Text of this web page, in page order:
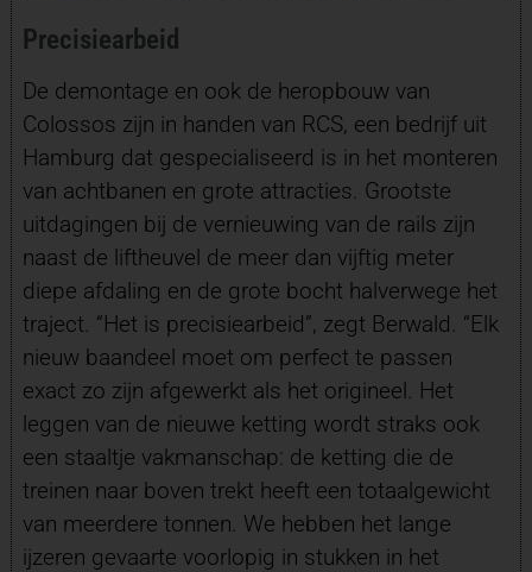
Precisiearbeid
De demontage en ook de heropbouw van
Colossos zijn in handen van RCS, een bedrijf uit
Hamburg dat gespecialiseerd is in het monteren
van achtbanen en grote attracties. Grootste
uitdagingen bij de vernieuwing van de rails zijn
naast de liftheuvel de meer dan vijftig meter
diepe afdaling en de grote bocht halverwege het
traject. “Het is precisiearbeid”, zegt Berwald. “Elk
nieuw baandeel moet om perfect te passen
exact zo zijn afgewerkt als het origineel. Het
leggen van de nieuwe ketting wordt straks ook
een staaltje vakmanschap: de ketting die de
treinen naar boven trekt heeft een totaalgewicht
van meerdere tonnen. We hebben het lange
ijzeren gevaarte voorlopig in stukken in het